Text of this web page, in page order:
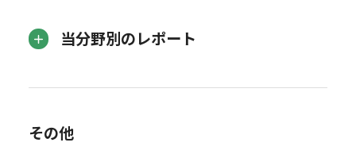
当分野別のレポート
その他